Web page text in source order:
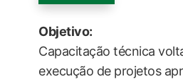
Objetivo:
Capacitação técnica
execução de projetos